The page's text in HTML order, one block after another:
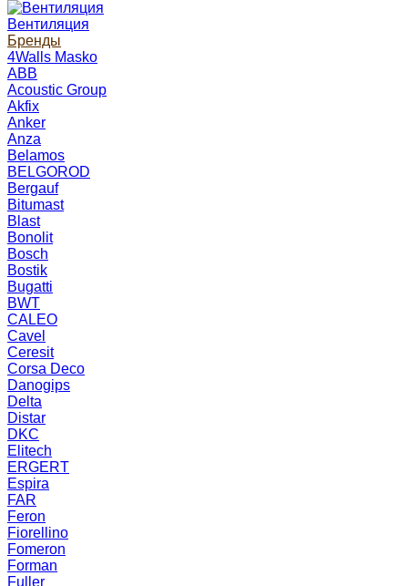
Вентиляция
Бренды
4Walls Masko
ABB
Acoustic Group
Akfix
Anker
Anza
Belamos
BELGOROD
Bergauf
Bitumast
Blast
Bonolit
Bosch
Bostik
Bugatti
BWT
CALEO
Cavel
Ceresit
Corsa Deco
Danogips
Delta
Distar
DKC
Elitech
ERGERT
Espira
FAR
Feron
Fiorellino
Fomeron
Forman
Fuller